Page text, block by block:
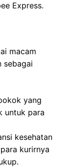
Express.
macam
sebagai
yang
untuk para
kesehatan
kurirnya